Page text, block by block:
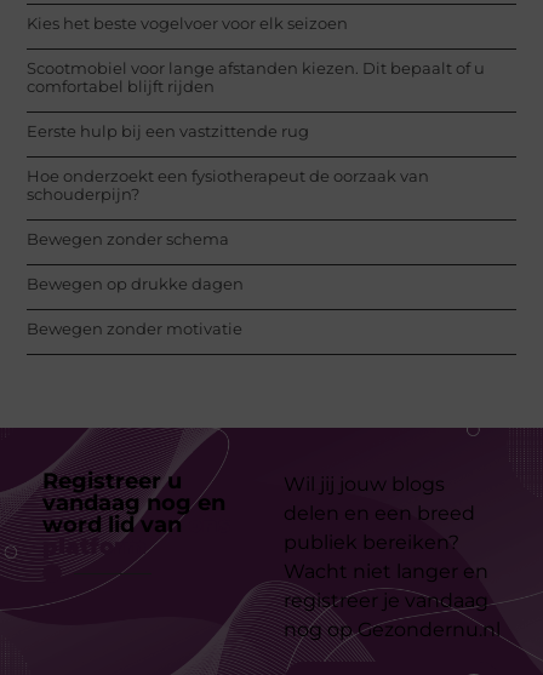
Kies het beste vogelvoer voor elk seizoen
Scootmobiel voor lange afstanden kiezen. Dit bepaalt of u
comfortabel blijft rijden
Eerste hulp bij een vastzittende rug
Hoe onderzoekt een fysiotherapeut de oorzaak van
schouderpijn?
Bewegen zonder schema
Bewegen op drukke dagen
Bewegen zonder motivatie
Registreer u
vandaag nog en
word lid van
platform
Wil jij jouw blogs
delen en een breed
publiek bereiken?
Wacht niet langer en
registreer je vandaag
nog op Gezondernu.nl